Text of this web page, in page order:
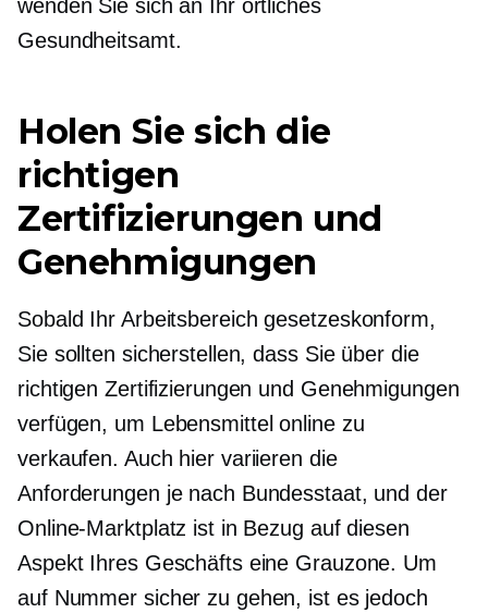
wenden Sie sich an Ihr örtliches
Gesundheitsamt.
Holen Sie sich die
richtigen
Zertifizierungen und
Genehmigungen
Sobald Ihr Arbeitsbereichgesetzeskonform,
Sie sollten sicherstellen, dass Sie über die
richtigen Zertifizierungen und Genehmigungen
verfügen, um Lebensmittel online zu
verkaufen. Auch hier variieren die
Anforderungen je nach Bundesstaat, und der
Online-Marktplatz ist in Bezug auf diesen
Aspekt Ihres Geschäfts eine Grauzone. Um
auf Nummer sicher zu gehen, ist es jedoch